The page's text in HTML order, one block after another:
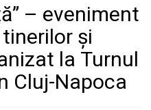
– eveniment
și
la Turnul
Cluj-Napoca